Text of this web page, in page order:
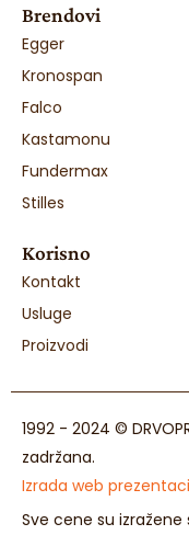
Brendovi
Egger
Kronospan
Falco
Kastamonu
Fundermax
Stilles
Korisno
Kontakt
Usluge
Proizvodi
1992 - 2024 ©
zadržana.
Izrada web
Sve cene su